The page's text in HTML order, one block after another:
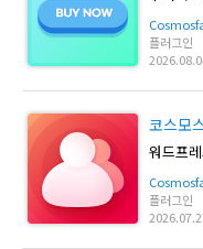
플러그인
코스모
플러그인